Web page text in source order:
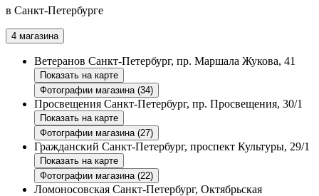
в Санкт-Петербурге
4 магазина
Ветеранов Санкт-Петербург, пр. Маршала Жукова, 41
Показать на карте
Фотографии магазина (34)
Просвещения Санкт-Петербург, пр. Просвещения, 30/1
Показать на карте
Фотографии магазина (27)
Гражданский Санкт-Петербург, проспект Культуры, 29/1
Показать на карте
Фотографии магазина (22)
Ломоносовская Санкт-Петербург, Октябрьская